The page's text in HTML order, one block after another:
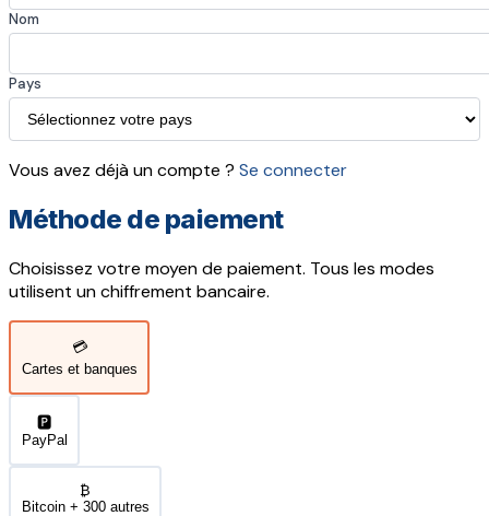
Nom
Pays
Vous avez déjà un compte ? Se connecter
Méthode de paiement
Choisissez votre moyen de paiement. Tous les modes
utilisent un chiffrement bancaire.
💳
Cartes et banques
🅿️
PayPal
₿
Bitcoin + 300 autres